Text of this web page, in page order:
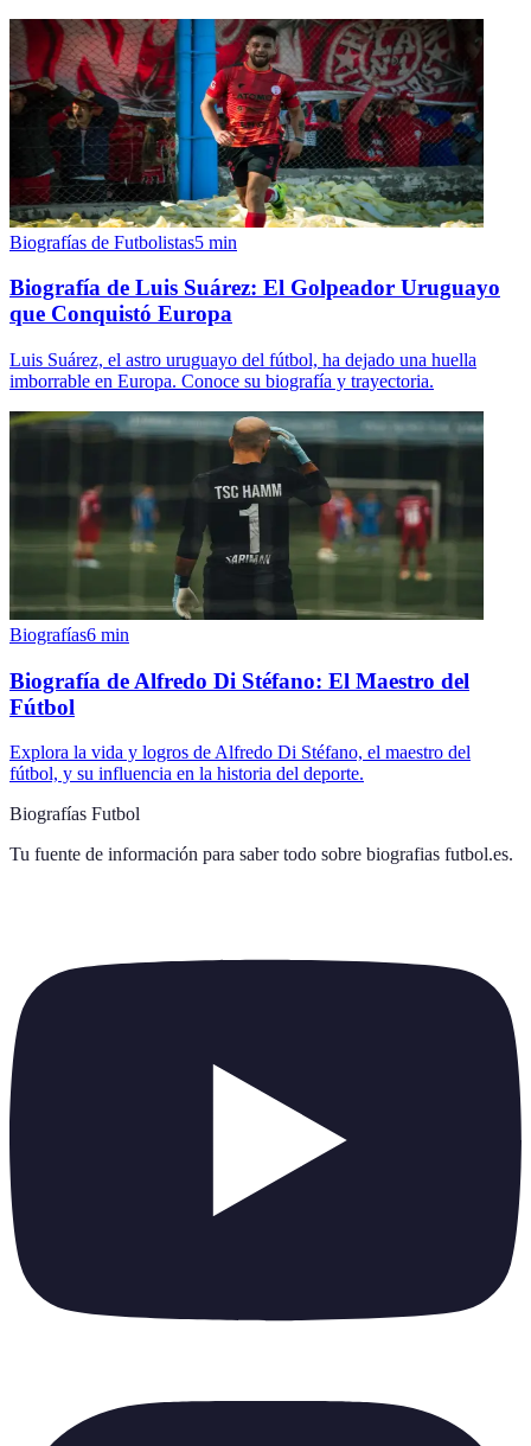
Biografías de Futbolistas5 min
Biografía de Luis Suárez: El Golpeador Uruguayo
que Conquistó Europa
Luis Suárez, el astro uruguayo del fútbol, ha dejado una huella
imborrable en Europa. Conoce su biografía y trayectoria.
Biografías6 min
Biografía de Alfredo Di Stéfano: El Maestro del
Fútbol
Explora la vida y logros de Alfredo Di Stéfano, el maestro del
fútbol, y su influencia en la historia del deporte.
Biografías Futbol
Tu fuente de información para saber todo sobre biografias futbol.es.